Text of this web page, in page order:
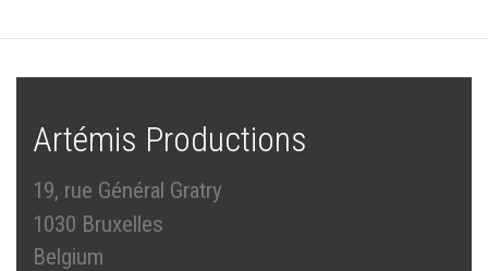
Artémis Productions
19, rue Général Gratry
1030 Bruxelles
Belgium